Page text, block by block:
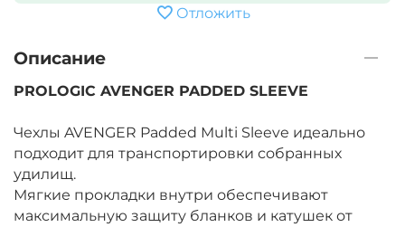
Отложить
Описание
PROLOGIC AVENGER PADDED SLEEVE
Чехлы AVENGER Padded Multi Sleeve идеально
подходит для транспортировки собранных
удилищ.
Мягкие прокладки внутри обеспечивают
максимальную защиту бланков и катушек от